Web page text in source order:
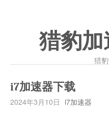
猎豹加
猎
i7加速器下载
2024年3月10日 i7加速器